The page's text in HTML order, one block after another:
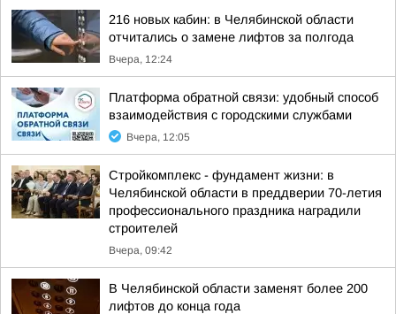
216 новых кабин: в Челябинской области
отчитались о замене лифтов за полгода
Вчера, 12:24
Платформа обратной связи: удобный способ
взаимодействия с городскими службами
Вчера, 12:05
Стройкомплекс - фундамент жизни: в
Челябинской области в преддверии 70-летия
профессионального праздника наградили
строителей
Вчера, 09:42
В Челябинской области заменят более 200
лифтов до конца года